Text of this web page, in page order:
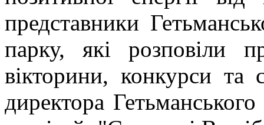
представники
парку, які розповіли
вікторини, конкурси та
директора